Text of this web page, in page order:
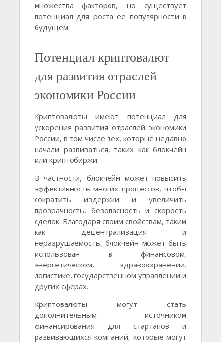
множества факторов, но существует
потенциал для роста ее популярности в
будущем.
Потенциал криптовалют
для развития отраслей
экономики России
Криптовалюты имеют потенциал для
ускорения развития отраслей экономики
России, в том числе тех, которые недавно
начали развиваться, таких как блокчейн
или криптобиржи.
В частности, блокчейн может повысить
эффективность многих процессов, чтобы
сократить издержки и увеличить
прозрачность, безопасность и скорость
сделок. Благодаря своим свойствам, таким
как децентрализация и
неразрушаемость, блокчейн может быть
использован в финансовом,
энергетическом, здравоохранении,
логистике, государственном управлении и
других сферах.
Криптовалюты могут стать
дополнительным источником
финансирования для стартапов и
развивающихся компаний, которые могут